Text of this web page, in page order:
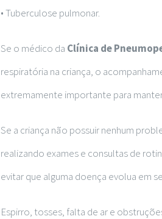
• Tuberculose pulmonar.
Se o médico da Clínica de
respiratória na criança, o
extremamente importante para
Se a criança não possuir nenhum
realizando exames e consultas de
evitar que alguma doença evolua em
Espirro, tosses, falta de ar e